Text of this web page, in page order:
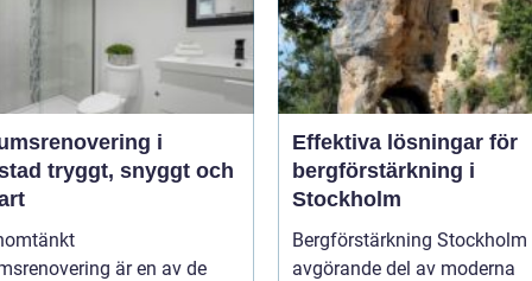
i
och
är en av de
Effektiva lösningar för
bergförstärkning i
Stockholm
Bergförstärkning Stockholm
avgörande del av moderna